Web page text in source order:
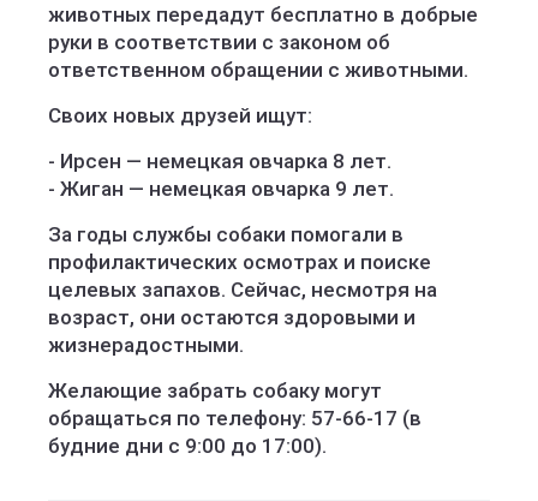
животных передадут бесплатно в добрые
руки в соответствии с законом об
ответственном обращении с животными.
Своих новых друзей ищут:
- Ирсен — немецкая овчарка 8 лет.
- Жиган — немецкая овчарка 9 лет.
За годы службы собаки помогали в
профилактических осмотрах и поиске
целевых запахов. Сейчас, несмотря на
возраст, они остаются здоровыми и
жизнерадостными.
Желающие забрать собаку могут
обращаться по телефону: 57-66-17 (в
будние дни с 9:00 до 17:00).